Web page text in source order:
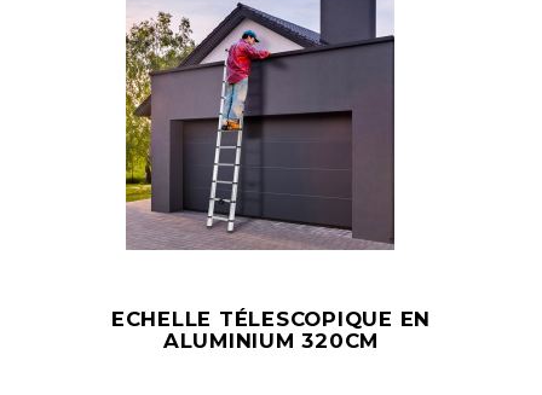
ECHELLE TÉLESCOPIQUE EN
ALUMINIUM 320CM